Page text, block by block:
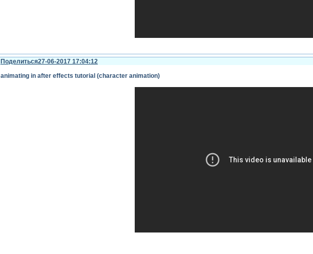
Поделиться27-06-2017 17:04:12
animating in after effects tutorial (character animation)